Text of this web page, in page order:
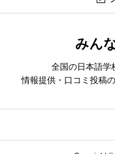
Language
現在クチ
みん
全国の日本語学
情報提供・口コミ投稿